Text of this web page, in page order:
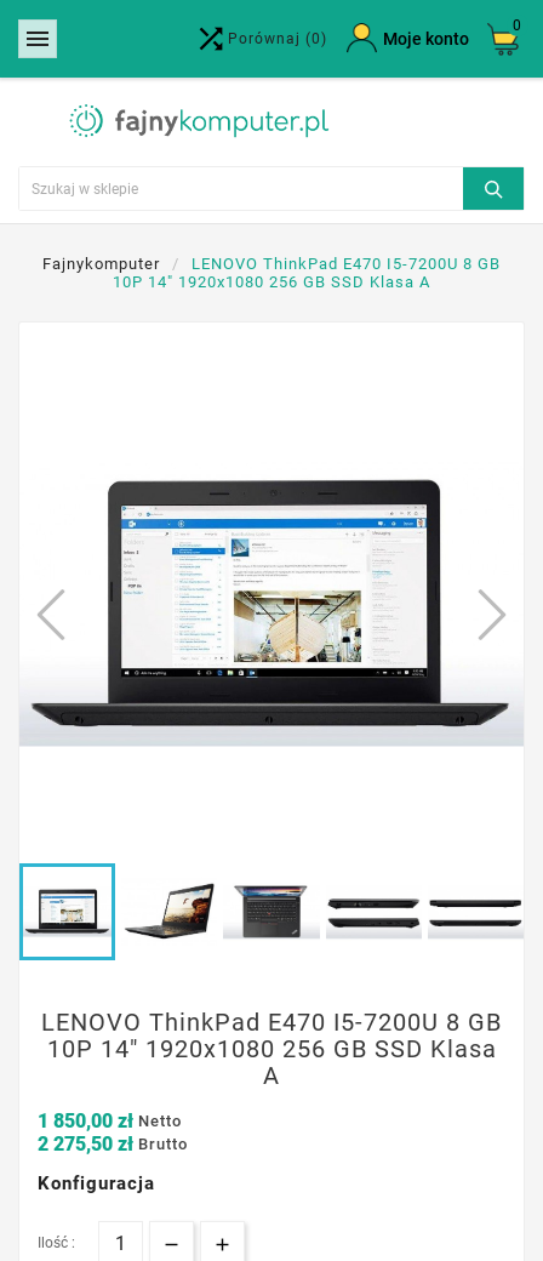
  Porównaj (0) Moje konto
0
Fajnykomputer
LENOVO ThinkPad E470 I5-7200U 8 GB
10P 14" 1920x1080 256 GB SSD Klasa A
LENOVO ThinkPad E470 I5-7200U 8 GB
10P 14" 1920x1080 256 GB SSD Klasa
A
1 850,00 zł Netto
2 275,50 zł Brutto
Konfiguracja
Ilość :
Utwórz listę życzeń ×
Nazwa listy życzeń
Anuluj Utwórz listę życzeń